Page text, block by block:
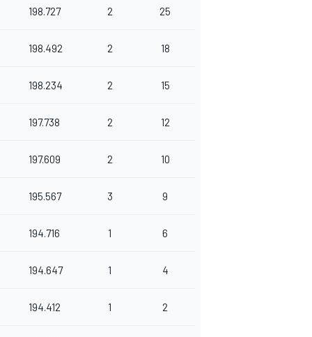
198.727 2 25
198.492 2 18
198.234 2 15
197.738 2 12
197.609 2 10
195.567 3 9
194.716 1 6
194.647 1 4
194.412 1 2